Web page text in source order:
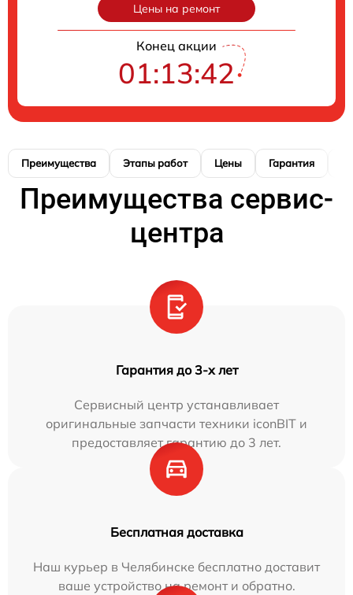
Цены на ремонт
Конец акции
01:13:41
Преимущества Этапы работ Цены Гарантия
Преимущества сервис-
центра
Гарантия до 3-х лет
Сервисный центр устанавливает
оригинальные запчасти техники iconBIT и
предоставляет гарантию до 3 лет.
Бесплатная доставка
Наш курьер в Челябинске бесплатно доставит
ваше устройство на ремонт и обратно.